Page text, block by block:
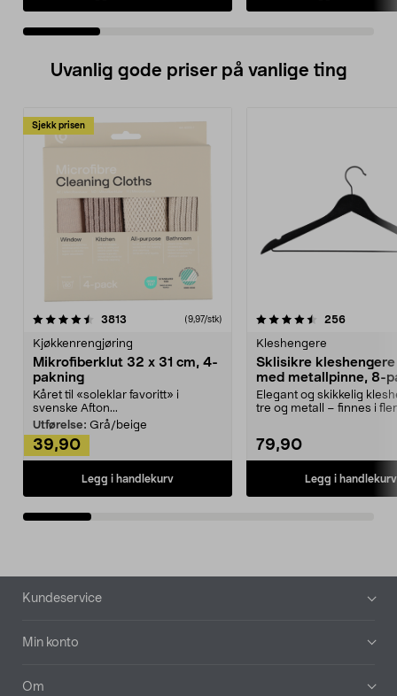
Uvanlig gode priser på vanlige ting
Sjekk prisen
3813 anmeldelser(9,97/stk)
Kjøkkenrengjøring
Mikrofiberklut 32 x 31 cm, 4-
pakning
Kåret til «soleklar favoritt» i
svenske Afton...
Utførelse: Grå/beige
39,90
Legg i handlekurv
4.5av 5 stjerner 256
Kleshengere
Sklisikre
med metallpinne, 8-
Elegant og skikkelig
tre og metall – finnes i
79,90
Legg i handlekurv
4.5av 5 stjerner
Bunntekst
Kundeservice
Min konto
Om